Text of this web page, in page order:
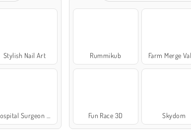
Stylish Nail Art Rummikub Farm Merge
Fun Race 3D Skydom